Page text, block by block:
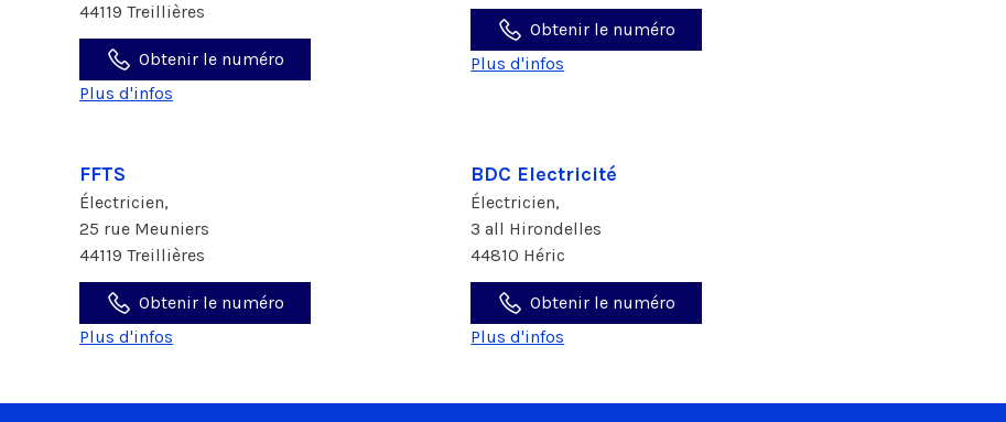
44119 Treillières
Obtenir le numéro
Plus d'infos
Obtenir le numéro
Plus d'infos
FFTS
Électricien,
25 rue Meuniers
44119 Treillières
Obtenir le numéro
Plus d'infos
BDC Electricité
Électricien,
3 all Hirondelles
44810 Héric
Obtenir le numéro
Plus d'infos